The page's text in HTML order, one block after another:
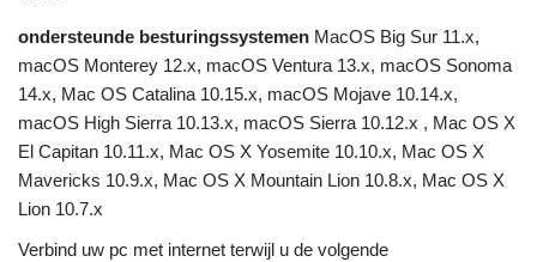
ondersteunde besturingssystemen MacOS Big Sur 11.x,
macOS Monterey 12.x, macOS Ventura 13.x, macOS Sonoma
14.x, Mac OS Catalina 10.15.x, macOS Mojave 10.14.x,
macOS High Sierra 10.13.x, macOS Sierra 10.12.x , Mac OS X
El Capitan 10.11.x, Mac OS X Yosemite 10.10.x, Mac OS X
Mavericks 10.9.x, Mac OS X Mountain Lion 10.8.x, Mac OS X
Lion 10.7.x
Verbind uw pc met internet terwijl u de volgende